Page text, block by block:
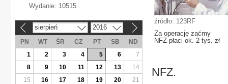
źródło: 123RF
Za operację zaćmy
NFZ płaci ok. 2 tys. zł
NFZ.
Wydanie: 10515
sierpień 2016
PN WT ŚR CZ PT SB
ND
1
2 3 4 5 6
7
8
9 10 11 12 13
14
15
16 17 18 19 20
21